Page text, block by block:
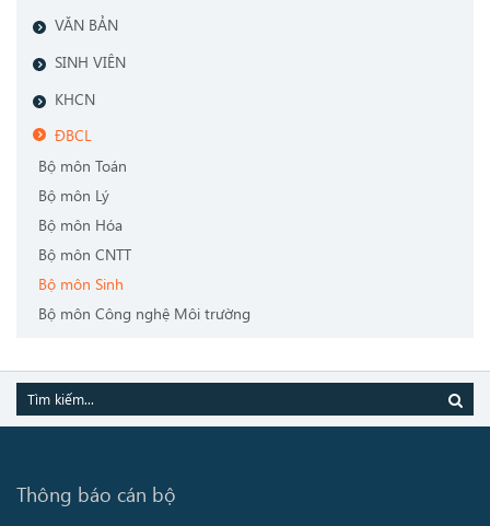
VĂN BẢN
SINH VIÊN
KHCN
ĐBCL
Bộ môn Toán
Bộ môn Lý
Bộ môn Hóa
Bộ môn CNTT
Bộ môn Sinh
Bộ môn Công nghệ Môi trường
Thông báo cán bộ